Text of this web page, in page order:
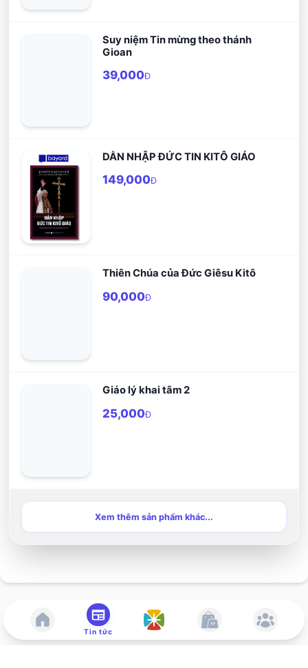
Suy niệm Tin mừng theo thánh
Gioan
39,000Đ
DẪN NHẬP ĐỨC TIN KITÔ GIÁO
149,000Đ
Thiên Chúa của Đức Giêsu Kitô
90,000Đ
Giáo lý khai tâm 2
25,000Đ
Xem thêm sản phẩm khác...
Tin tức